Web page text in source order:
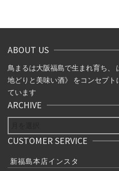
ABOUT US
鳥まるは大阪福島で生まれ育ち、
地どりと美味い酒》 をコンセプ
ています
ARCHIVE
CUSTOMER SERVICE
新福島本店インスタ